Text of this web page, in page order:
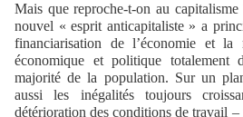
Mais que reproche-t-on au
nouvel « esprit anticapitaliste » a
financiarisation de l’économie et
économique et politique totalement
majorité de la population. Sur un
aussi les inégalités toujours
détérioration des conditions de travail